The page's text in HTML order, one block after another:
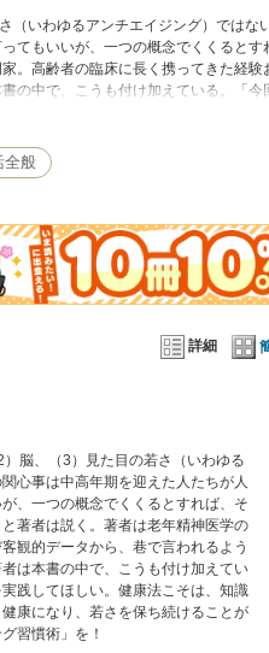
いわゆるアンチエイジング）ではな
てもいいが、一つの概念でくくるとす
高齢者の臨床に長く携ってきた経験
の中で、こうも付け加えている。「今
ない。実践するからこそ、健康にな
全般
詳細
脳、（3）見た目の若さ（いわゆる
心事は中高年期を迎えた人たちが人
、一つの概念でくくるとすれば、そ
著者は説く。著者は老年精神医学の
観的データから、巷で言われるよう
は本書の中で、こうも付け加えてい
践してほしい。健康法こそは、知識
康になり、若さを保ち続けることが
習慣術」を！